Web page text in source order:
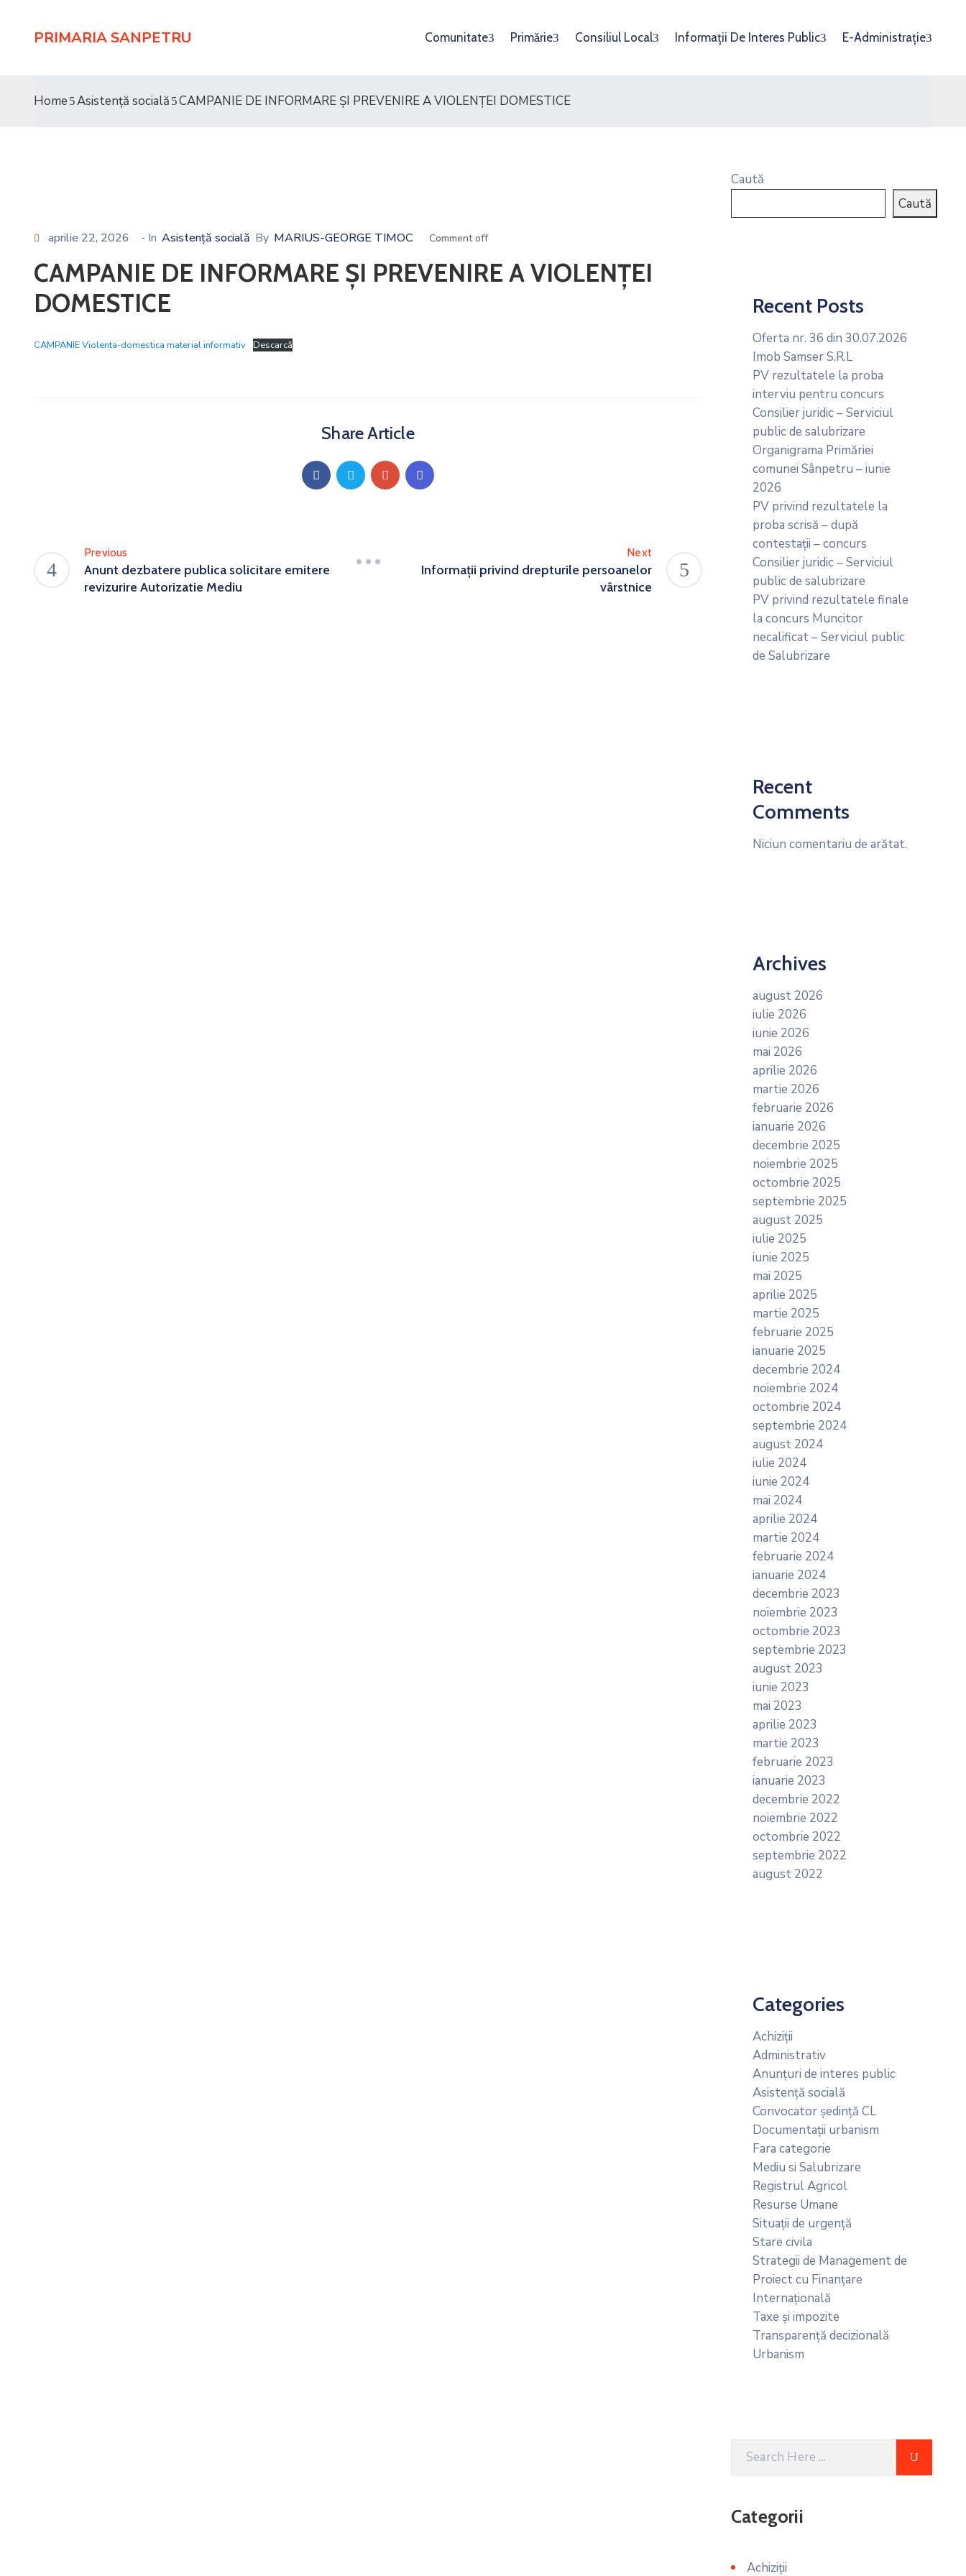
PRIMARIA SANPETRU Comunitate Primărie Consiliul Local Informații De Interes Public E-Administrație
Home Asistență socială CAMPANIE DE INFORMARE ȘI PREVENIRE A VIOLENȚEI DOMESTICE
aprilie 22, 2026 - In Asistență socială By MARIUS-GEORGE TIMOC Comment off
CAMPANIE DE INFORMARE ȘI PREVENIRE A VIOLENȚEI
DOMESTICE
CAMPANIE Violenta-domestica material informativ Descarcă
Share Article
Previous
Anunt dezbatere publica solicitare emitere
revizurire Autorizatie Mediu
Next
Informații privind drepturile persoanelor
vârstnice
Caută
Caută
Recent Posts
Oferta nr. 36 din 30.07.2026
Imob Samser S.R.L
PV rezultatele la proba
interviu pentru concurs
Consilier juridic – Serviciul
public de salubrizare
Organigrama Primăriei
comunei Sânpetru – iunie
2026
PV privind rezultatele la
proba scrisă – după
contestații – concurs
Consilier juridic – Serviciul
public de salubrizare
PV privind rezultatele finale
la concurs Muncitor
necalificat – Serviciul public
de Salubrizare
Recent
Comments
Niciun comentariu de arătat.
Archives
august 2026
iulie 2026
iunie 2026
mai 2026
aprilie 2026
martie 2026
februarie 2026
ianuarie 2026
decembrie 2025
noiembrie 2025
octombrie 2025
septembrie 2025
august 2025
iulie 2025
iunie 2025
mai 2025
aprilie 2025
martie 2025
februarie 2025
ianuarie 2025
decembrie 2024
noiembrie 2024
octombrie 2024
septembrie 2024
august 2024
iulie 2024
iunie 2024
mai 2024
aprilie 2024
martie 2024
februarie 2024
ianuarie 2024
decembrie 2023
noiembrie 2023
octombrie 2023
septembrie 2023
august 2023
iunie 2023
mai 2023
aprilie 2023
martie 2023
februarie 2023
ianuarie 2023
decembrie 2022
noiembrie 2022
octombrie 2022
septembrie 2022
august 2022
Categories
Achiziții
Administrativ
Anunțuri de interes public
Asistență socială
Convocator ședință CL
Documentații urbanism
Fara categorie
Mediu si Salubrizare
Registrul Agricol
Resurse Umane
Situații de urgență
Stare civila
Strategii de Management de
Proiect cu Finanțare
Internațională
Taxe și impozite
Transparență decizională
Urbanism
Categorii
Achiziții